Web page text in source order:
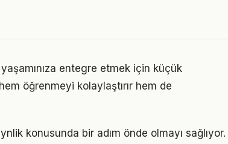
entegre etmek için küçük
öğrenmeyi kolaylaştırır hem de
konusunda bir adım önde olmayı sağlıyor.